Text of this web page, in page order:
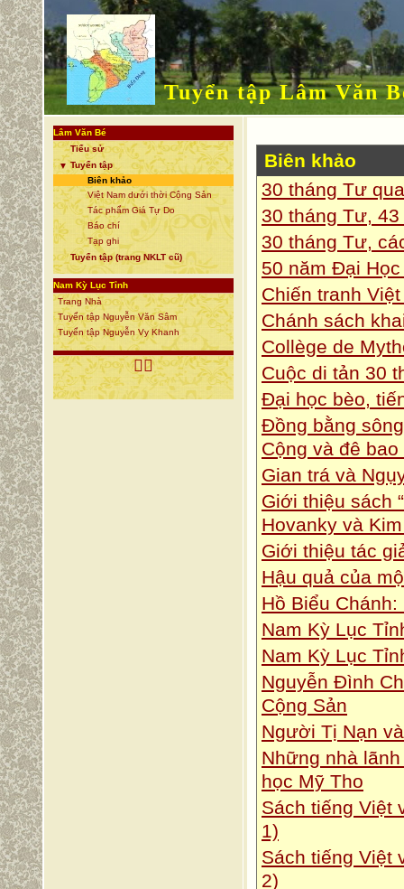
Tuyển tập Lâm Văn
Lâm Văn Bé
Tiểu sử
▼ Tuyển tập
Biên khảo
Việt Nam dưới thời Cộng Sản
Tác phẩm Giá Tự Do
Báo chí
Tạp ghi
Tuyển tập (trang NKLT cũ)
Nam Kỳ Lục Tỉnh
Trang Nhà
Tuyển tập Nguyễn Văn Sâm
Tuyển tập Nguyễn Vy Khanh

Biên khảo
30 tháng Tư
30 tháng Tư,
30 tháng Tư,
50 năm Đại
Chiến tranh
Chánh sách
Collège de
Cuộc di tản 30
Đại học bèo,
Đồng bằng
Cộng và đê
Gian trá và
Giới thiệu sách
Hovanky và
Giới thiệu tác
Hậu quả của
Hồ Biểu
Nam Kỳ Lục
Nam Kỳ Lục
Nguyễn Đình
Cộng Sản
Người Tị Nạn
Những nhà
học Mỹ Tho
Sách tiếng Việt
1)
Sách tiếng Việt
2)